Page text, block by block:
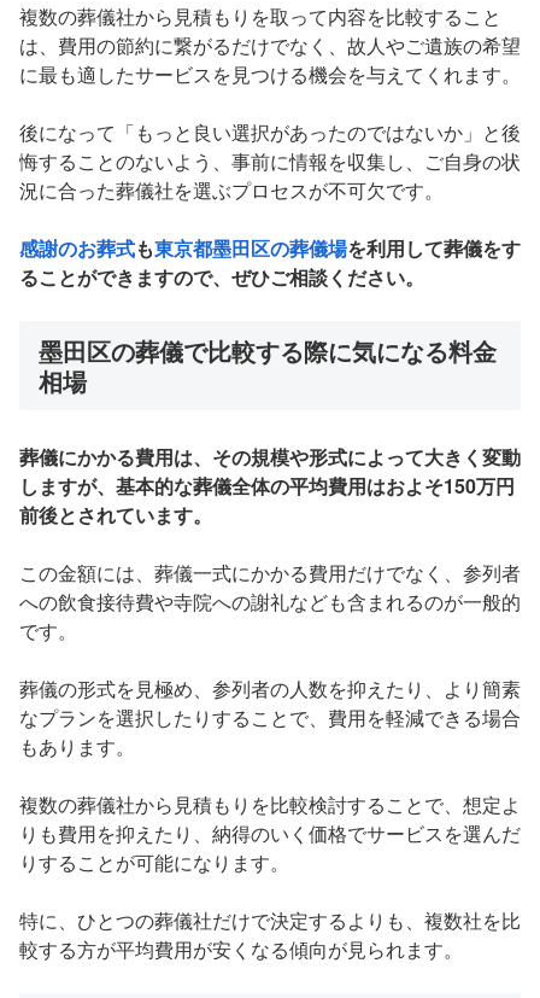
複数の葬儀社から見積もりを取って内容を比較すること
は、費用の節約に繋がるだけでなく、故人やご遺族の希望
に最も適したサービスを見つける機会を与えてくれます。
後になって「もっと良い選択があったのではないか」と後
悔することのないよう、事前に情報を収集し、ご自身の状
況に合った葬儀社を選ぶプロセスが不可欠です。
感謝のお葬式も東京都墨田区の葬儀場を利用して葬儀をす
ることができますので、ぜひご相談ください。
墨田区の葬儀で比較する際に気になる料金
相場
葬儀にかかる費用は、その規模や形式によって大きく変動
しますが、基本的な葬儀全体の平均費用はおよそ150万円
前後とされています。
この金額には、葬儀一式にかかる費用だけでなく、参列者
への飲食接待費や寺院への謝礼なども含まれるのが一般的
です。
葬儀の形式を見極め、参列者の人数を抑えたり、より簡素
なプランを選択したりすることで、費用を軽減できる場合
もあります。
複数の葬儀社から見積もりを比較検討することで、想定よ
りも費用を抑えたり、納得のいく価格でサービスを選んだ
りすることが可能になります。
特に、ひとつの葬儀社だけで決定するよりも、複数社を比
較する方が平均費用が安くなる傾向が見られます。